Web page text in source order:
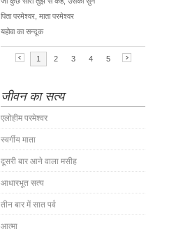
जीवन का सत्य
एलोहीम परमेश्वर
स्वर्गीय माता
दूसरी बार आने वाला मसीह
आधारभूत सत्य
तीन बार में सात पर्व
आत्मा